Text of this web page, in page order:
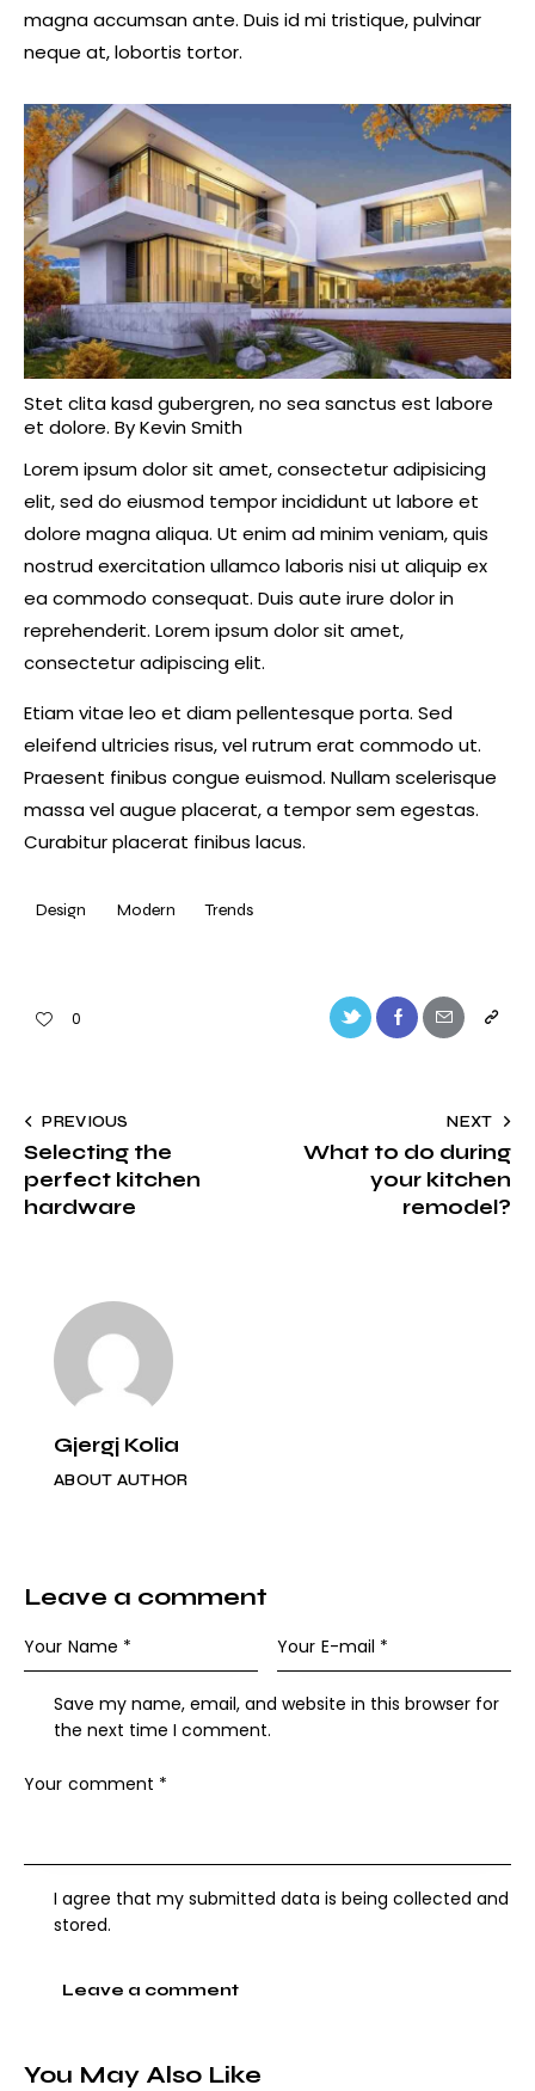
magna accumsan ante. Duis id mi tristique, pulvinar
neque at, lobortis tortor.
Stet clita kasd gubergren, no sea sanctus est labore
et dolore. ByKevin Smith
Lorem ipsum dolor sit amet, consectetur adipisicing
elit, sed do eiusmod tempor incididunt ut labore et
dolore magna aliqua. Ut enim ad minim veniam, quis
nostrud exercitation ullamco laboris nisi ut aliquip ex
ea commodo consequat. Duis aute irure dolor in
reprehenderit. Lorem ipsum dolor sit amet,
consectetur adipiscing elit.
Etiam vitae leo et diam pellentesque porta. Sed
eleifend ultricies risus, vel rutrum erat commodo ut.
Praesent finibus congue euismod. Nullam scelerisque
massa vel augue placerat, a tempor sem egestas.
Curabitur placerat finibus lacus.
Design Modern Trends
0
Twitter-Facebook
Share-Copy
Post
navigation
PREVIOUS
Selecting the
perfect kitchen
hardware
NEXT
What to do during
your kitchen
remodel?
Gjergj Kolia
ABOUT AUTHOR
Leave a comment
Save my name, email, and website in this browser for
the next time I comment.
I agree that my submitted data is being collected and
stored.
You May Also Like